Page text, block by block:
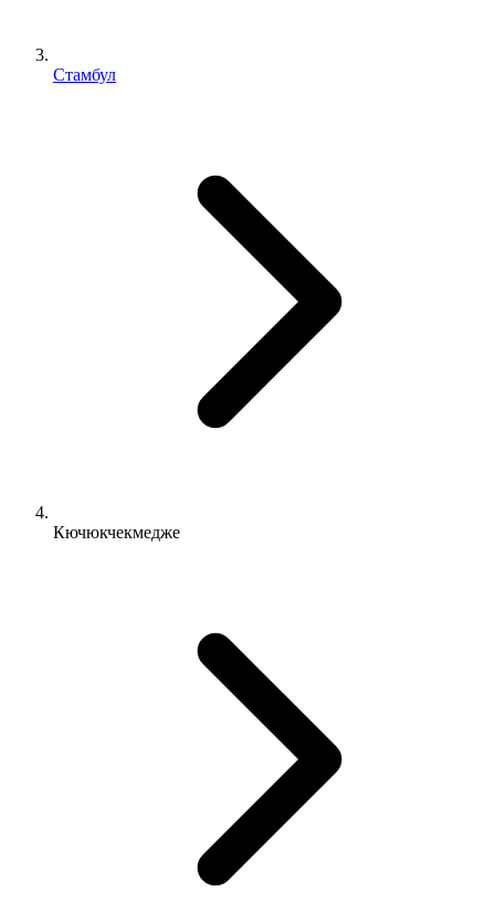
Стамбул
Кючюкчекмедже